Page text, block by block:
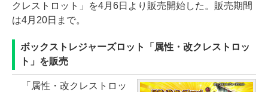
クレストロット」を4月6日より販売開始した。販売期間
は4月20日まで。
ボックストレジャーズロット「属性・改クレストロッ
ト」を販売
「属性・改クレストロッ